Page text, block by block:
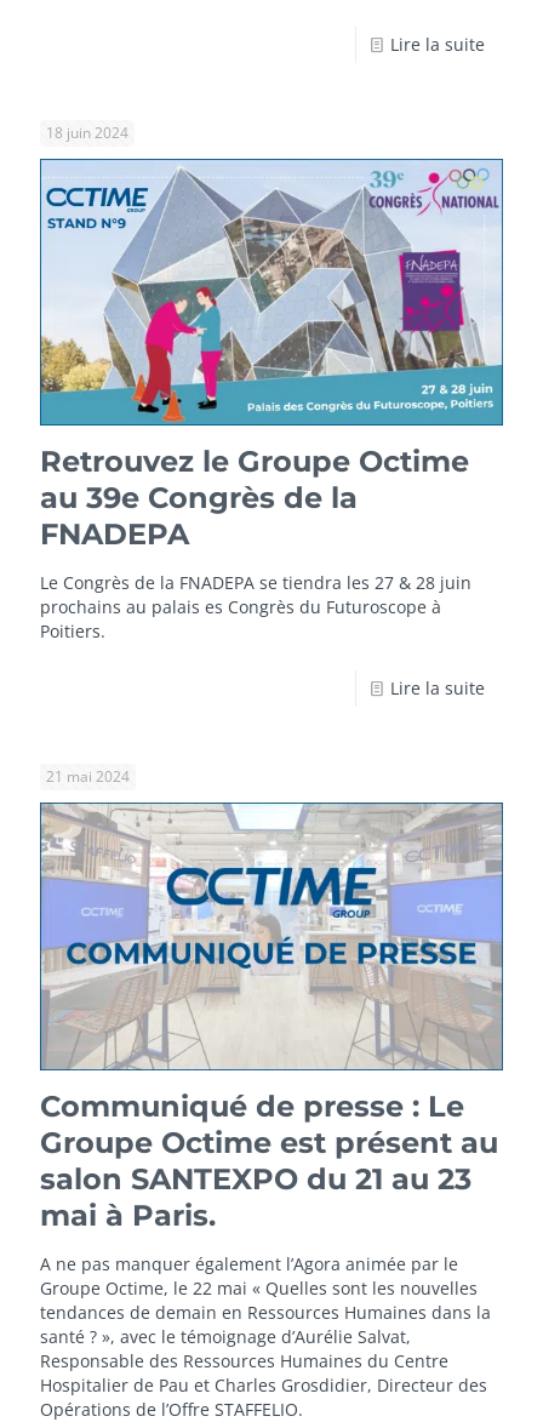
Lire la suite
18 juin 2024
Retrouvez le Groupe Octime
au 39e Congrès de la
FNADEPA
Le Congrès de la FNADEPA se tiendra les 27 & 28 juin
prochains au palais es Congrès du Futuroscope à
Poitiers.
Lire la suite
21 mai 2024
Communiqué de presse : Le
Groupe Octime est présent au
salon SANTEXPO du 21 au 23
mai à Paris.
A ne pas manquer également l’Agora animée par le
Groupe Octime, le 22 mai « Quelles sont les nouvelles
tendances de demain en Ressources Humaines dans la
santé ? », avec le témoignage d’Aurélie Salvat,
Responsable des Ressources Humaines du Centre
Hospitalier de Pau et Charles Grosdidier, Directeur des
Opérations de l’Offre STAFFELIO.